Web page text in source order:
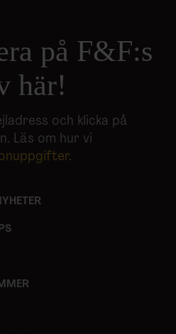
informationen med annan
deras tjänster.
på F&F:s
här!
och klicka på
Läs om hur vi
.